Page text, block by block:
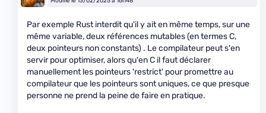
Par exemple Rust interdit qu'il y ait en même temps, sur une
même variable, deux références mutables (en termes C,
deux pointeurs non constants) . Le compilateur peut s'en
servir pour optimiser, alors qu'en C il faut déclarer
manuellement les pointeurs 'restrict' pour promettre au
compilateur que les pointeurs sont uniques, ce que presque
personne ne prend la peine de faire en pratique.